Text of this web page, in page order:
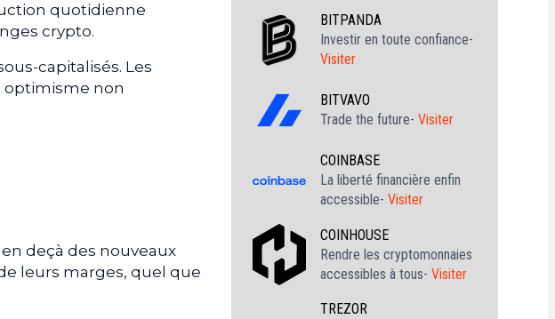
quotidienne
crypto.
capitalisés. Les
optimisme non
deçà des nouveaux
leurs marges, quel que
BITPANDA
Investir en toute confiance-
Visiter
BITVAVO
Trade the future- Visiter
COINBASE
La liberté financière enfin
accessible- Visiter
COINHOUSE
Rendre les cryptomonnaies
accessibles à tous- Visiter
TREZOR